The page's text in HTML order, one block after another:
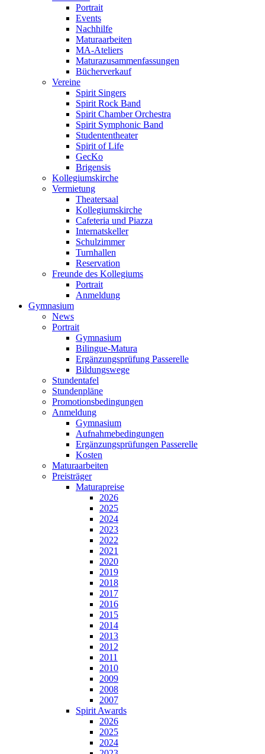
Portrait
Events
Nachhilfe
Maturaarbeiten
MA-Ateliers
Maturazusammenfassungen
Bücherverkauf
Vereine
Spirit Singers
Spirit Rock Band
Spirit Chamber Orchestra
Spirit Symphonic Band
Studententheater
Spirit of Life
GecKo
Brigensis
Kollegiumskirche
Vermietung
Theatersaal
Kollegiumskirche
Cafeteria und Piazza
Internatskeller
Schulzimmer
Turnhallen
Reservation
Freunde des Kollegiums
Portrait
Anmeldung
Gymnasium
News
Portrait
Gymnasium
Bilingue-Matura
Ergänzungsprüfung Passerelle
Bildungswege
Stundentafel
Stundenpläne
Promotionsbedingungen
Anmeldung
Gymnasium
Aufnahmebedingungen
Ergänzungsprüfungen Passerelle
Kosten
Maturaarbeiten
Preisträger
Maturapreise
2026
2025
2024
2023
2022
2021
2020
2019
2018
2017
2016
2015
2014
2013
2012
2011
2010
2009
2008
2007
Spirit Awards
2026
2025
2024